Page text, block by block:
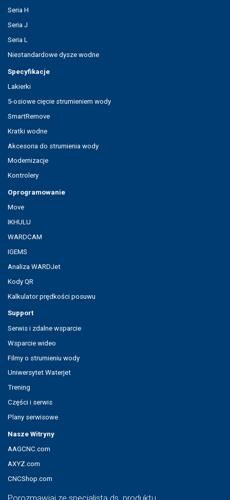
Seria H
Seria J
Seria L
Niestandardowe dysze wodne
Specyfikacje
Lakierki
5-osiowe cięcie strumieniem wody
SmartRemove
Kratki wodne
Akcesoria do strumienia wody
Modernizacje
Kontrolery
Oprogramowanie
Move
IKHULU
WARDCAM
IGEMS
Analiza WARDJet
Kody QR
Kalkulator prędkości posuwu
Support
Serwis i zdalne wsparcie
Wsparcie wideo
Filmy o strumieniu wody
Uniwersytet Waterjet
Trening
Części i serwis
Plany serwisowe
Nasze Witryny
AAGCNC.com
AXYZ.com
CNCShop.com
Porozmawiaj ze specjalistą ds. produktu